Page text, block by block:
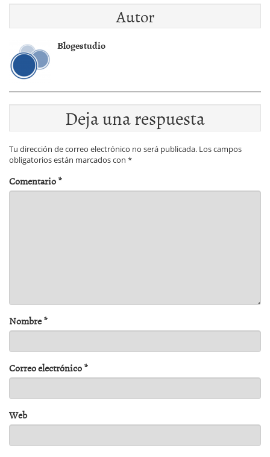
Autor
Blogestudio
Deja una respuesta
Tu dirección de correo electrónico no será publicada. Los campos
obligatorios están marcados con *
Comentario*
Nombre*
Correo electrónico*
Web